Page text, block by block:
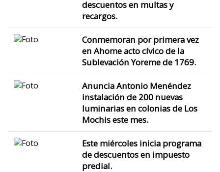
descuentos en multas y
recargos.
Conmemoran por primera vez
en Ahome acto cívico de la
Sublevación Yoreme de 1769.
Anuncia Antonio Menéndez
instalación de 200 nuevas
luminarias en colonias de Los
Mochis este mes.
Este miércoles inicia programa
de descuentos en impuesto
predial.